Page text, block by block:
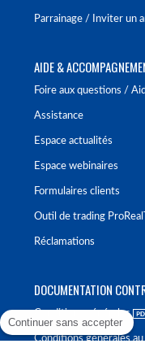
Parrainage / Inviter un
AIDE &
Foire aux questions /
Assistance
Espace actualités
Espace webinaires
Formulaires clients
Outil de trading
Réclamations
DOCUMENTATION
Conditions générales
Conditions générales
Continuer sans accepter